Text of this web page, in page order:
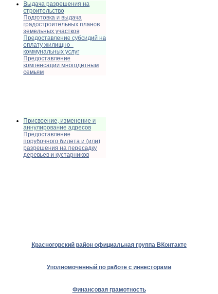
Выдача разрешения на
строительство
Подготовка и выдача
градостроительных планов
земельных участков
Предоставление субсидий на
оплату жилищно -
коммунальных услуг
Предоставление
компенсации многодетным
семьям
Присвоение, изменение и
аннулирование адресов
Предоставление
порубочного билета и (или)
разрешения на пересадку
деревьев и кустарников
Красногорский район официальная группа ВКонтакте
Уполномоченный по работе с инвесторами
Финансовая грамотность